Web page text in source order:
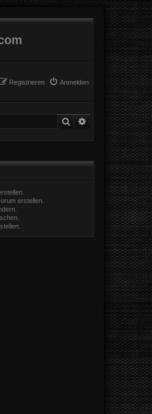
Anmelden
Registrieren
Suche Erweiterte Suche
erstellen.